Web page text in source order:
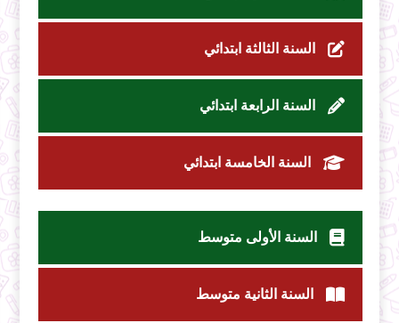
السنة الثالثة ابتدائي
السنة الرابعة ابتدائي
السنة الخامسة ابتدائي
السنة الأولى متوسط
السنة الثانية متوسط